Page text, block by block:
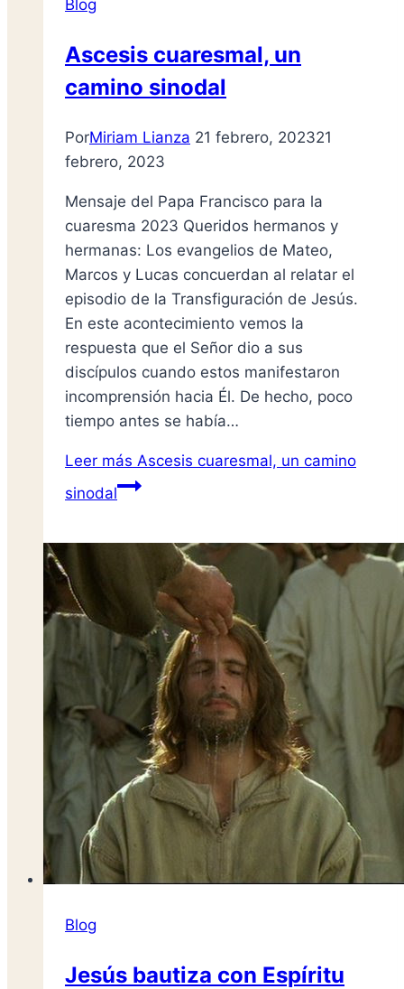
Blog
Ascesis cuaresmal, un
camino sinodal
PorMiriam Lianza 21 febrero, 202321
febrero, 2023
Mensaje del Papa Francisco para la
cuaresma 2023 Queridos hermanos y
hermanas: Los evangelios de Mateo,
Marcos y Lucas concuerdan al relatar el
episodio de la Transfiguración de Jesús.
En este acontecimiento vemos la
respuesta que el Señor dio a sus
discípulos cuando estos manifestaron
incomprensión hacia Él. De hecho, poco
tiempo antes se había…
Leer más Ascesis cuaresmal, un camino
sinodal
Blog
Jesús bautiza con Espíritu